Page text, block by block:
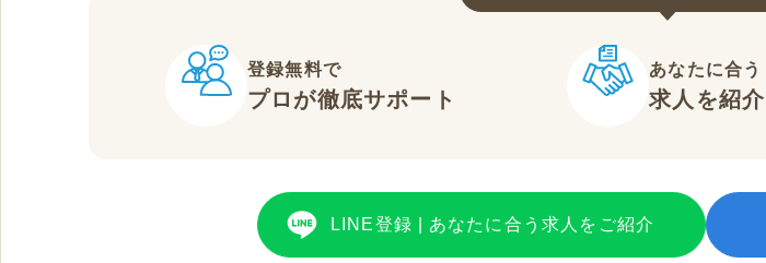
登録無料で
プロが徹底サポート
あなたに合う
求人を紹介
LINE登録 あなたに合う求人をご紹介